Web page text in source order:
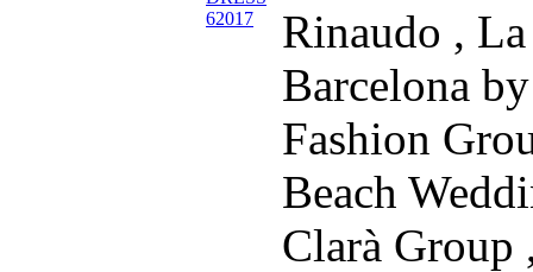
Rinaudo , La
Barcelona
Fashion
Beach
Clarà Group